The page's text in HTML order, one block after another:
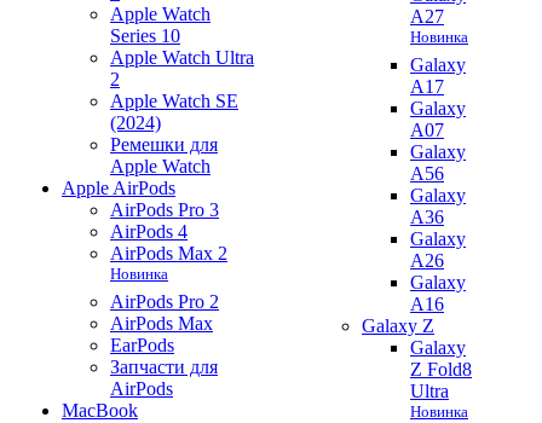
Apple Watch
Series 10
Apple Watch Ultra
2
Apple Watch SE
(2024)
Ремешки для
Apple Watch
Apple AirPods
AirPods Pro 3
AirPods 4
AirPods Max 2
Новинка
AirPods Pro 2
AirPods Max
EarPods
Запчасти для
AirPods
MacBook
A27
Новинка
Galaxy
A17
Galaxy
A07
Galaxy
A56
Galaxy
A36
Galaxy
A26
Galaxy
A16
Galaxy Z
Galaxy
Z Fold8
Ultra
Новинка